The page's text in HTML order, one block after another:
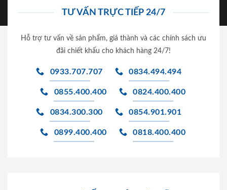
TƯ VẤN TRỰC TIẾP 24/7
Hỗ trợ tư vấn về sản phẩm, giá thành và các chính sách ưu
đãi chiết khấu cho khách hàng 24/7!
0933.707.707 0834.494.494
0855.400.400 0824.400.400
0834.300.300 0854.901.901
0899.400.400 0818.400.400